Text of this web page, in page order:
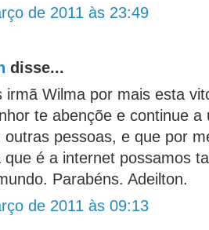
de 2011 às 23:49
disse...
irmã Wilma por mais esta
te abençõe e continue a
outras pessoas, e que por
que é a internet possamos
Parabéns. Adeilton.
de 2011 às 09:13